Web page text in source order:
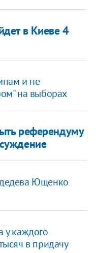
в Киеве 4
и не
на выборах
референдуму
Ющенко
у каждого
в придачу